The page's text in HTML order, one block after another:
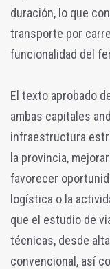
duración, lo que
transporte por
funcionalidad del
El texto aprobado
ambas capitales
infraestructura
la provincia,
favorecer
logística o la
que el estudio de
técnicas, desde
convencional, así